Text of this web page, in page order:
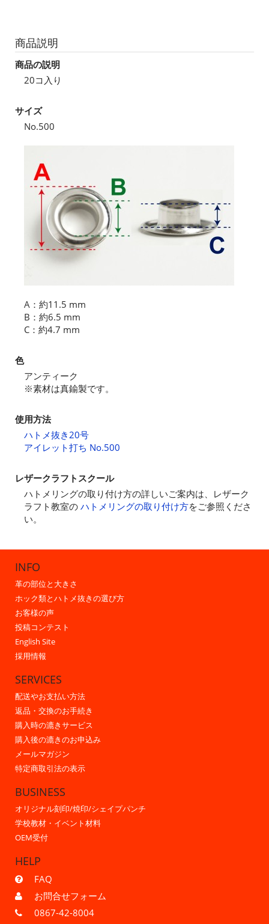
商品説明
商品の説明
20コ入り
サイズ
No.500
A：約11.5 mm
B：約6.5 mm
C：約4.7 mm
色
アンティーク
※素材は真鍮製です。
使用方法
ハトメ抜き20号
アイレット打ち No.500
レザークラフトスクール
ハトメリングの取り付け方の詳しいご案内は、レザーク
ラフト教室の ハトメリングの取り付け方をご参照くださ
い。
INFO
革の部位と大きさ
ホック類とハトメ抜きの選び方
お客様の声
投稿コンテスト
English Site
採用情報
SERVICES
配送やお支払い方法
返品・交換のお手続き
購入時の漉きサービス
購入後の漉きのお申込み
メールマガジン
特定商取引法の表示
BUSINESS
オリジナル刻印/焼印/シェイプパンチ
学校教材・イベント材料
OEM受付
HELP
FAQ
お問合せフォーム
0867-42-8004